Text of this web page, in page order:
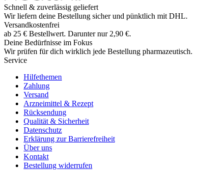
Schnell & zuverlässig geliefert
Wir liefern deine Bestellung sicher und pünktlich mit DHL.
Versandkostenfrei
ab 25 € Bestellwert. Darunter nur 2,90 €.
Deine Bedürfnisse im Fokus
Wir prüfen für dich wirklich jede Bestellung pharmazeutisch.
Service
Hilfethemen
Zahlung
Versand
Arzneimittel & Rezept
Rücksendung
Qualität & Sicherheit
Datenschutz
Erklärung zur Barrierefreiheit
Über uns
Kontakt
Bestellung widerrufen